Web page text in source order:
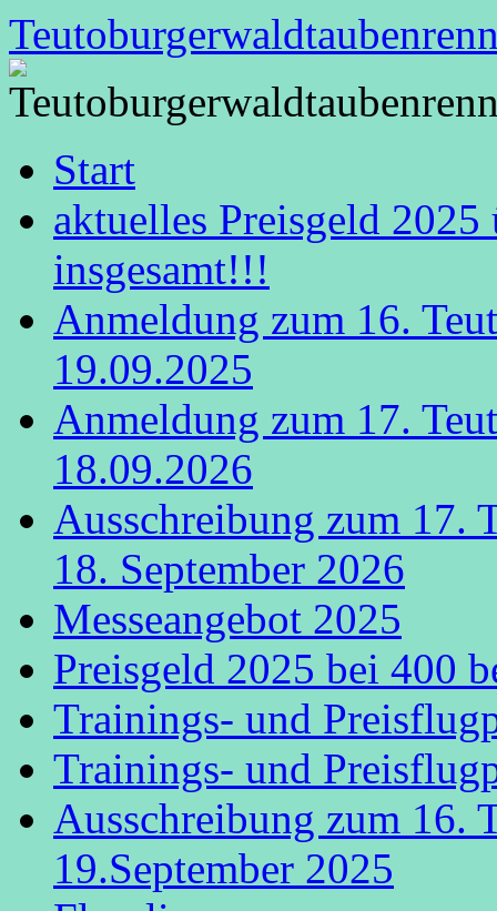
Zum
Inhalt
springen
Start
aktuelles Preisgeld
insgesamt!!!
Anmeldung zum 16.
19.09.2025
Anmeldung zum 17.
18.09.2026
Ausschreibung zum 17.
18. September 2026
Messeangebot 2025
Preisgeld 2025 bei 400
Trainings- und
Trainings- und
Ausschreibung zum 16.
19.September 2025